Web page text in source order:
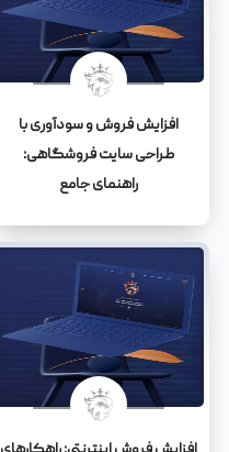
افزایش فروش و سودآوری با
طراحی سایت فروشگاهی:
راهنمای جامع